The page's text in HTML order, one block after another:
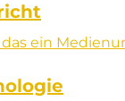
das ein